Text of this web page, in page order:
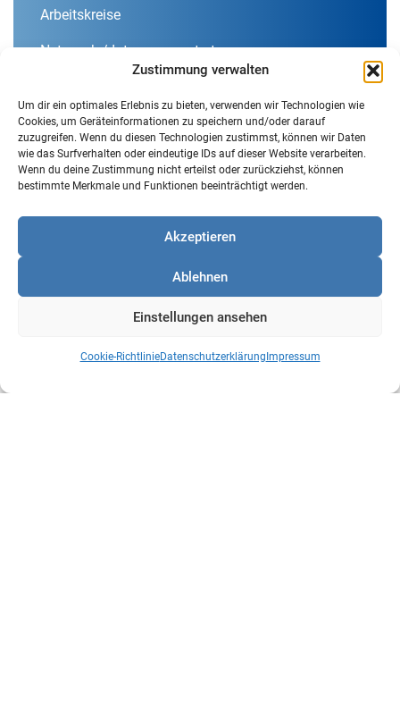
Zustimmung verwalten
Um dir ein optimales Erlebnis zu bieten, verwenden wir Technologien wie
Cookies, um Geräteinformationen zu speichern und/oder darauf
zuzugreifen. Wenn du diesen Technologien zustimmst, können wir Daten
wie das Surfverhalten oder eindeutige IDs auf dieser Website verarbeiten.
Wenn du deine Zustimmung nicht erteilst oder zurückziehst, können
bestimmte Merkmale und Funktionen beeinträchtigt werden.
Akzeptieren
Ablehnen
Einstellungen ansehen
Cookie-RichtlinieDatenschutzerklärung Impressum
Arbeitskreise
Netzwerk / Interessenvertretung
MINIPHÄNOMENTA
Mitglieder
Mitglied werden
Arbeits- und Sozialrecht